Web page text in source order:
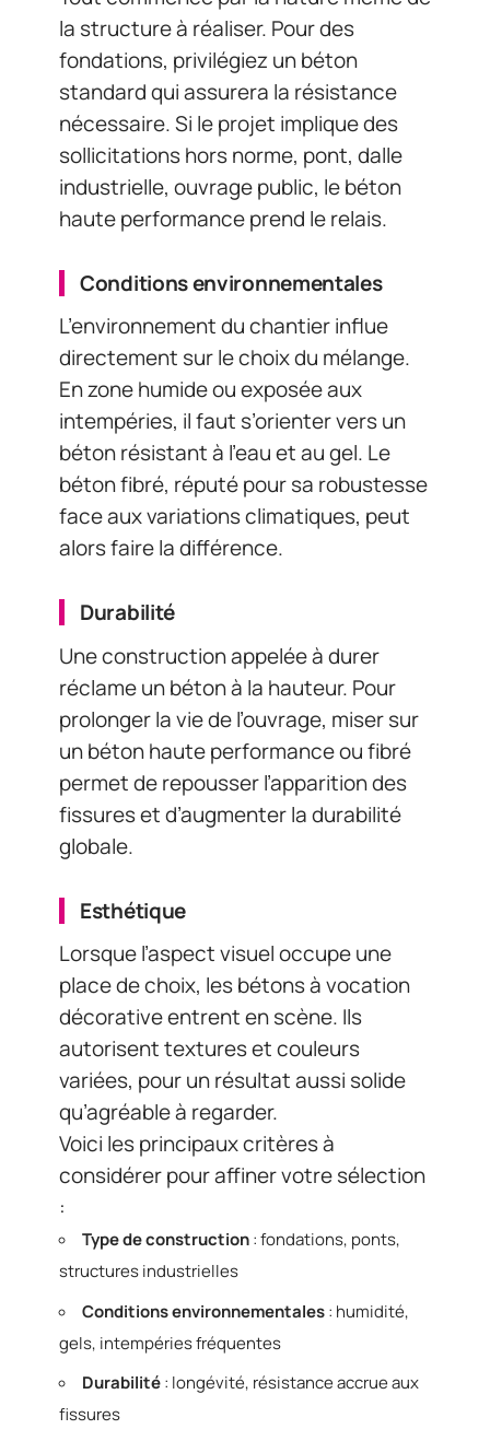
la structure à réaliser. Pour des
fondations, privilégiez un béton
standard qui assurera la résistance
nécessaire. Si le projet implique des
sollicitations hors norme, pont, dalle
industrielle, ouvrage public, le béton
haute performance prend le relais.
Conditions environnementales
L’environnement du chantier influe
directement sur le choix du mélange.
En zone humide ou exposée aux
intempéries, il faut s’orienter vers un
béton résistant à l’eau et au gel. Le
béton fibré, réputé pour sa robustesse
face aux variations climatiques, peut
alors faire la différence.
Durabilité
Une construction appelée à durer
réclame un béton à la hauteur. Pour
prolonger la vie de l’ouvrage, miser sur
un béton haute performance ou fibré
permet de repousser l’apparition des
fissures et d’augmenter la durabilité
globale.
Esthétique
Lorsque l’aspect visuel occupe une
place de choix, les bétons à vocation
décorative entrent en scène. Ils
autorisent textures et couleurs
variées, pour un résultat aussi solide
qu’agréable à regarder.
Voici les principaux critères à
considérer pour affiner votre sélection
:
Type de construction: fondations, ponts,
structures industrielles
Conditions environnementales: humidité,
gels, intempéries fréquentes
Durabilité: longévité, résistance accrue aux
fissures